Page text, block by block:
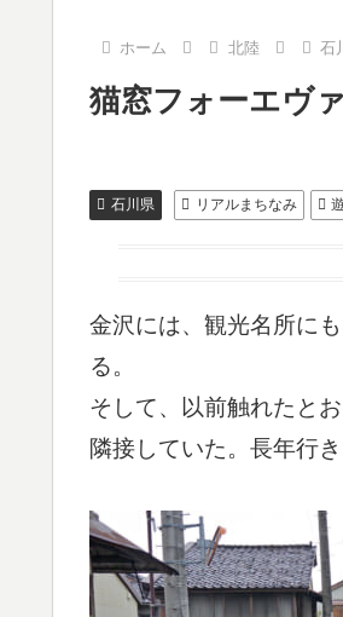
ホーム 北陸 石
猫窓フォーエヴ
石川県 リアルまちなみ
金沢には、観光名所に
る。
そして、以前触れたと
隣接していた。長年行